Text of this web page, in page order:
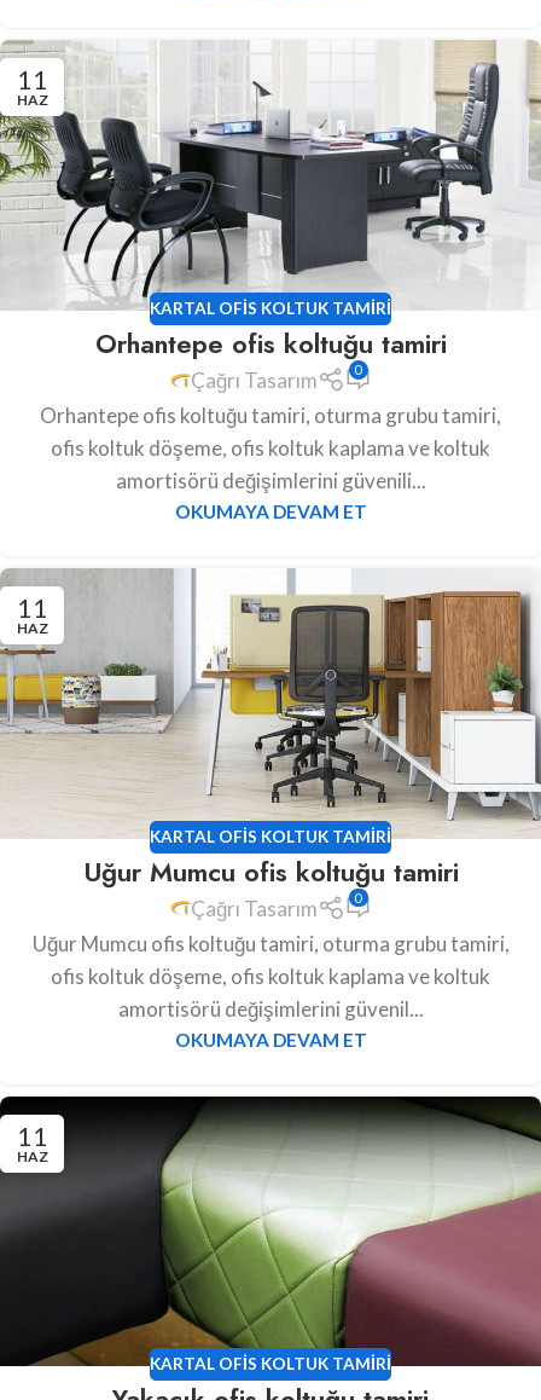
11
HAZ
KARTAL OFIS KOLTUK TAMIRI
Orhantepe ofis koltuğu tamiri
Çağrı Tasarım 0
Orhantepe ofis koltuğu tamiri, oturma grubu tamiri,
ofis koltuk döşeme, ofis koltuk kaplama ve koltuk
amortisörü değişimlerini güvenili...
OKUMAYA DEVAM ET
11
HAZ
KARTAL OFIS KOLTUK TAMIRI
Uğur Mumcu ofis koltuğu tamiri
Çağrı Tasarım 0
Uğur Mumcu ofis koltuğu tamiri, oturma grubu tamiri,
ofis koltuk döşeme, ofis koltuk kaplama ve koltuk
amortisörü değişimlerini güvenil...
OKUMAYA DEVAM ET
11
HAZ
KARTAL OFIS KOLTUK TAMIRI